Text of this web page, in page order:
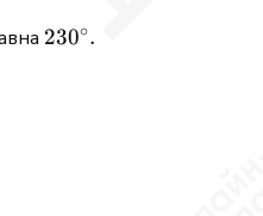
230^{\circ}
230∘.